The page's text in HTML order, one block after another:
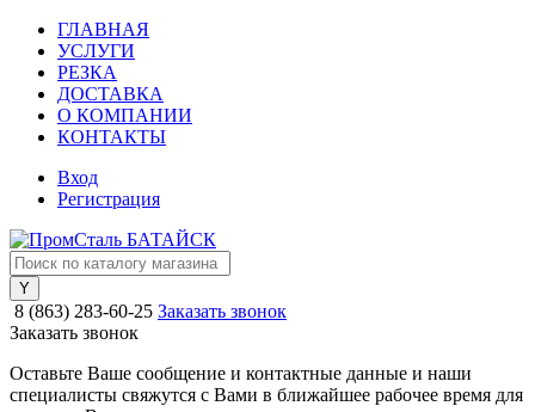
ГЛАВНАЯ
УСЛУГИ
РЕЗКА
ДОСТАВКА
О КОМПАНИИ
КОНТАКТЫ
Вход
Регистрация
8 (863) 283-60-25 Заказать звонок
Заказать звонок
Оставьте Ваше сообщение и контактные данные и наши
специалисты свяжутся с Вами в ближайшее рабочее время для